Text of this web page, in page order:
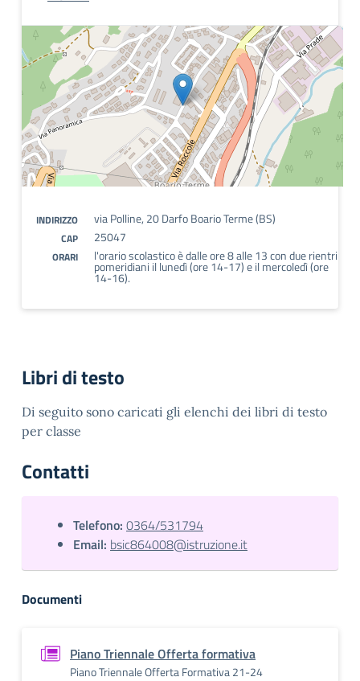
INDIRIZZO via Polline, 20 Darfo Boario Terme (BS)
CAP 25047
ORARI l'orario scolastico è dalle ore 8 alle 13 con due rientri
pomeridiani il lunedì (ore 14-17) e il mercoledì (ore
14-16).
Libri di testo
Di seguito sono caricati gli elenchi dei libri di testo
per classe
Contatti
Telefono: 0364/531794
Email: bsic864008@istruzione.it
Documenti
Piano Triennale Offerta formativa
Piano Triennale Offerta Formativa 21-24